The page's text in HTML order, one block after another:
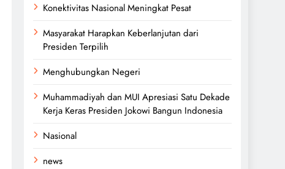
Konektivitas Nasional Meningkat Pesat
Masyarakat Harapkan Keberlanjutan dari
Presiden Terpilih
Menghubungkan Negeri
Muhammadiyah dan MUI Apresiasi Satu Dekade
Kerja Keras Presiden Jokowi Bangun Indonesia
Nasional
news